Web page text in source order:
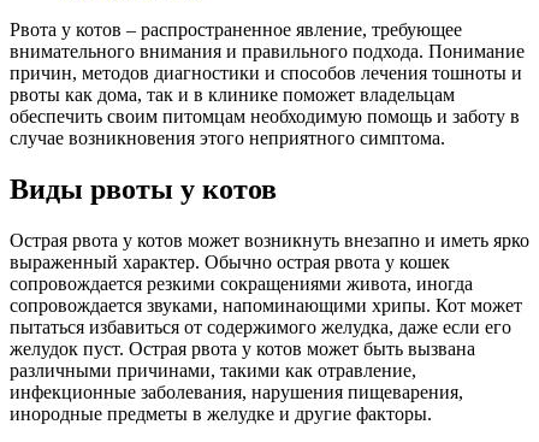
Рвота у котов – распространенное явление, требующее
внимательного внимания и правильного подхода. Понимание
причин, методов диагностики и способов лечения тошноты и
рвоты как дома, так и в клинике поможет владельцам
обеспечить своим питомцам необходимую помощь и заботу в
случае возникновения этого неприятного симптома.
Виды рвоты у котов
Острая рвота у котов может возникнуть внезапно и иметь ярко
выраженный характер. Обычно острая рвота у кошек
сопровождается резкими сокращениями живота, иногда
сопровождается звуками, напоминающими хрипы. Кот может
пытаться избавиться от содержимого желудка, даже если его
желудок пуст. Острая рвота у котов может быть вызвана
различными причинами, такими как отравление,
инфекционные заболевания, нарушения пищеварения,
инородные предметы в желудке и другие факторы.